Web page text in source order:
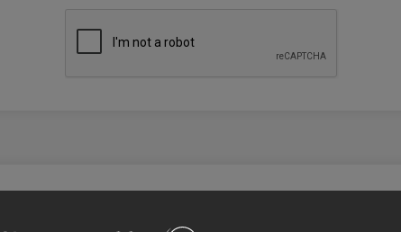
Cirque Alfonse au Village Canadiana